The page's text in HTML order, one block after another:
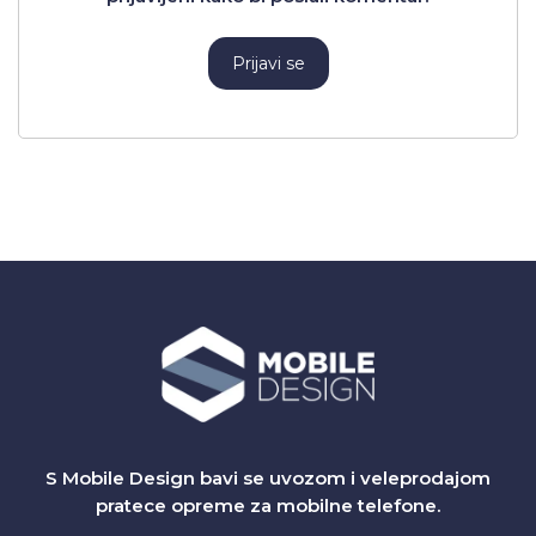
Prijavi se
S Mobile Design bavi se uvozom i veleprodajom
pratece opreme za mobilne telefone.